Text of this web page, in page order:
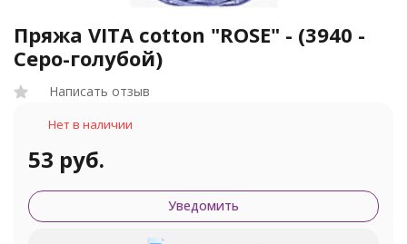
Пряжа VITA cotton "ROSE" - (3940 -
Серо-голубой)
Написать отзыв
Нет в наличии
53 руб.
Уведомить